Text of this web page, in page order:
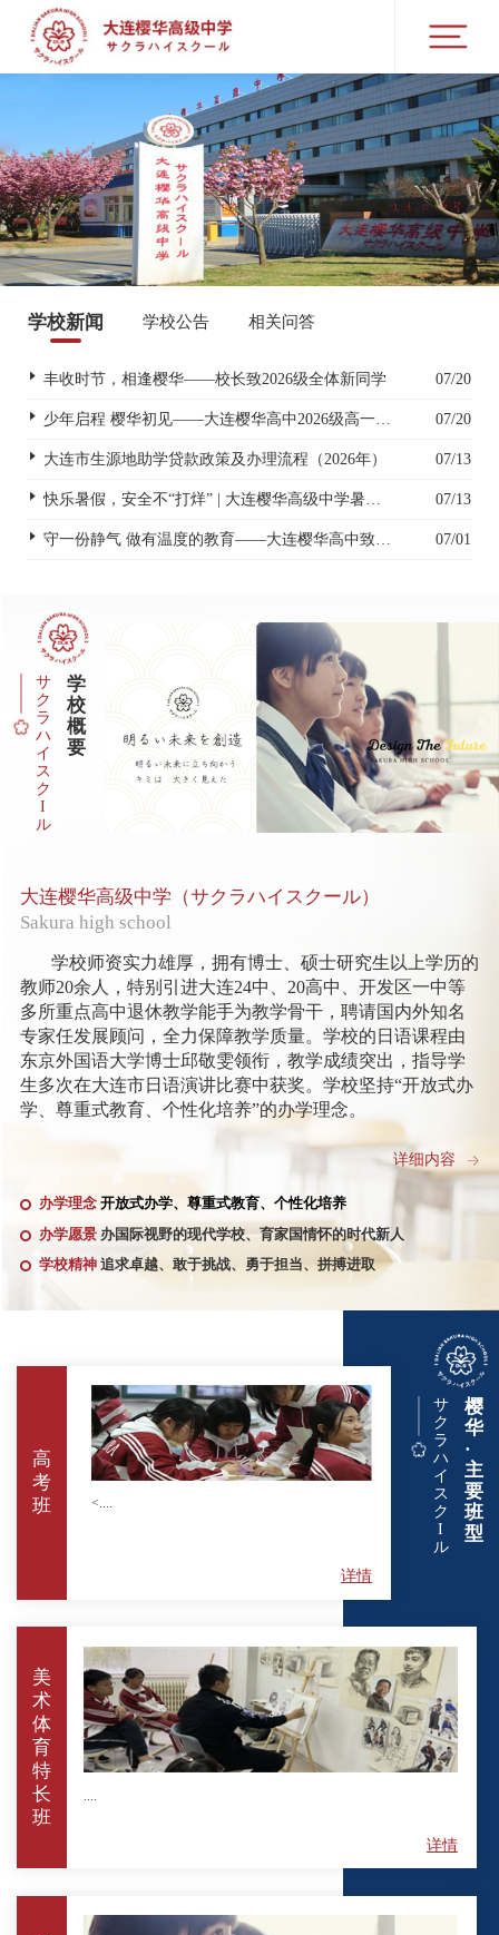
学校新闻 学校公告 相关问答
丰收时节，相逢樱华——校长致2026级全体新同学 07/20
少年启程 樱华初见——大连樱华高中2026级高一新生入学指南 07/20
大连市生源地助学贷款政策及办理流程（2026年） 07/13
快乐暑假，安全不“打烊” | 大连樱华高级中学暑假安全致家长一封信 07/13
守一份静气 做有温度的教育——大连樱华高中致全体教职工的一封信 07/01
サ
ク
ラ
ハ
イ
ス
ク
I
ル
学
校
概
要
大连樱华高级中学（サクラハイスクール）
Sakura high school
学校师资实力雄厚，拥有博士、硕士研究生以上学历的
教师20余人，特别引进大连24中、20高中、开发区一中等
多所重点高中退休教学能手为教学骨干，聘请国内外知名
专家任发展顾问，全力保障教学质量。学校的日语课程由
东京外国语大学博士邱敬雯领衔，教学成绩突出，指导学
生多次在大连市日语演讲比赛中获奖。学校坚持“开放式办
学、尊重式教育、个性化培养”的办学理念。
夏治刚是全国综合实践课程改革先进个人、辽宁省优秀
校长、辽宁省教材审定特聘专家、辽宁省校外教育联盟秘
书长、大连市劳动模范、辽宁省德育工作先进个人、大连
市优秀班主任、大连市优秀教师、大连市优秀教育工作
者，曾在多所普通高中、重点高中担任重要领导职务。任
学成绩等方面都发生了翻天覆地的变化，先后获评全国国
防教育先进校、辽宁省示范高中，辽宁省新课改典型经验
推广校等荣誉称号，主持多项国家级课题并顺利结题，撰
写论文多次在《辽宁教育》、《大连教育》等专业报刊发
表，高考成绩连续取得历史突破，在大连教育界形成了五
中现象。
详细内容
办学理念 开放式办学、尊重式教育、个性化培养
办学愿景 办国际视野的现代学校、育家国情怀的时代新人
学校精神 追求卓越、敢于挑战、勇于担当、拼搏进取
サ
ク
ラ
ハ
イ
ス
ク
I
ル
樱
华
·
主
要
班
型
高
考
班
<....
详情
美
术
体
育
特
长
班
....
详情